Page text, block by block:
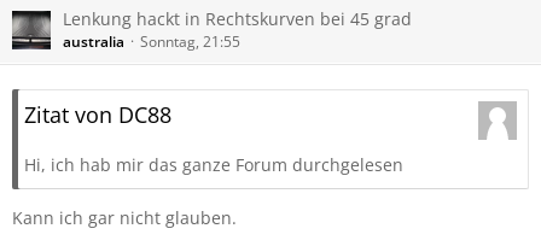
Lenkung hackt in Rechtskurven bei 45 grad
australia Sonntag, 21:55
Zitat von DC88
Hi, ich hab mir das ganze Forum durchgelesen
Kann ich gar nicht glauben.